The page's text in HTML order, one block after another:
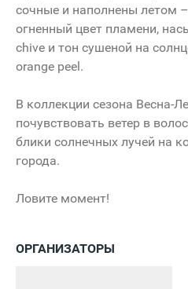
сочные и наполнены летом
огненный цвет пламени,
chive и тон сушеной на
orange peel.
В коллекции сезона Весна-
почувствовать ветер в
блики солнечных лучей на
города.
Ловите момент!
ОРГАНИЗАТОРЫ